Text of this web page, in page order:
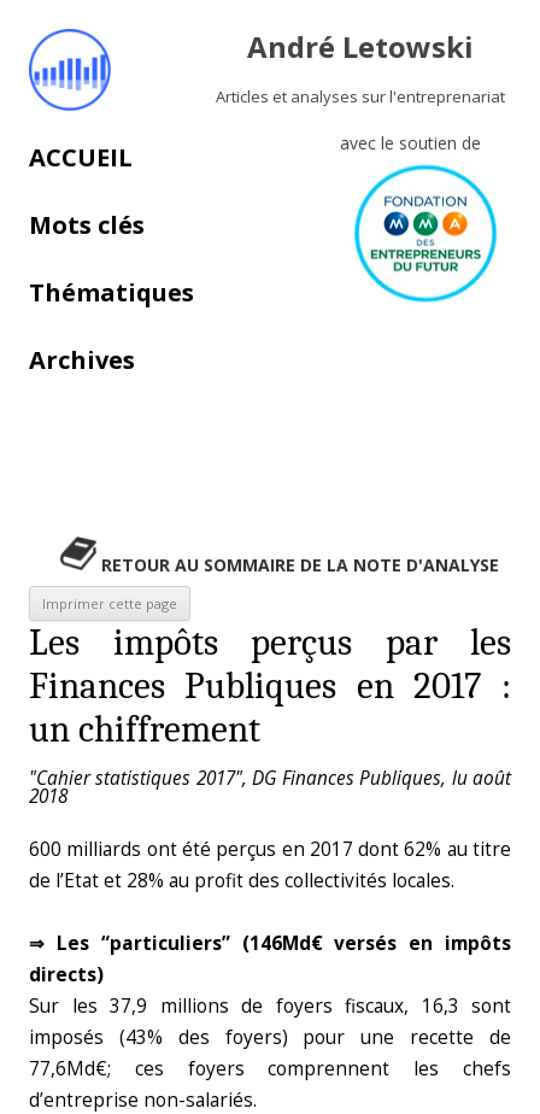
André Letowski
Articles et analyses sur l'entreprenariat
avec le soutien de
Aller au contenu principal
ACCUEIL
Mots clés
Thématiques
Archives
RETOUR AU SOMMAIRE DE LA NOTE D'ANALYSE
Les impôts perçus par les
Finances Publiques en 2017 :
un chiffrement
"Cahier statistiques 2017", DG Finances Publiques, lu août
2018
600 milliards ont été perçus en 2017 dont 62% au titre
de l’Etat et 28% au profit des collectivités locales.
⇒ Les “particuliers” (146Md€ versés en impôts
directs)
Sur les 37,9 millions de foyers fiscaux, 16,3 sont
imposés (43% des foyers) pour une recette de
77,6Md€; ces foyers comprennent les chefs
d’entreprise non-salariés.